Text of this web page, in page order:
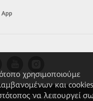
App
Huawei Technologies Co., Ltd. All rights
χρησιμοποιούμε
και cookies
να λειτουργεί